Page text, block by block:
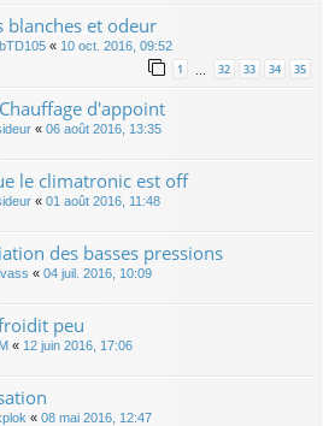
blanches et odeur
« 10 oct. 2016, 09:52
1 32 33 34 35
d'appoint
« 06 août 2016, 13:35
le climatronic est off
« 01 août 2016, 11:48
des basses pressions
« 04 juil. 2016, 10:09
peu
« 12 juin 2016, 17:06
« 08 mai 2016, 12:47